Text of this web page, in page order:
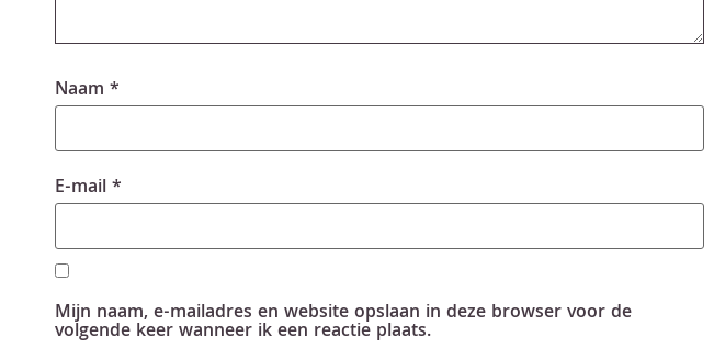
Naam *
E-mail*
Mijn naam, e-mailadres en website opslaan in deze browser voor de
volgende keer wanneer ik een reactie plaats.